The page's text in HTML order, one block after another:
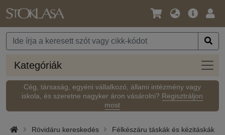
Nyelv
Pénznem
Fő
Kategóriák
Cég, társaság, egyéni vállalkozó, állami intézmény vagy
iskola, és szeretne nagyker áron vásárolni? Regisztráljon
most
Rövidáru kereskedés
Félkészáru táskák és kézitáskák